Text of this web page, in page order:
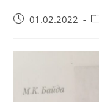
Запись01.02.2022